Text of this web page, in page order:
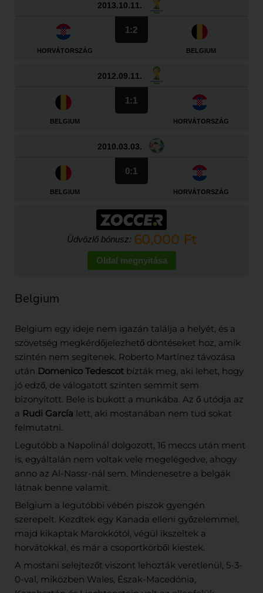
2013.10.11.
HORVÁTORSZÁG
1:2
BELGIUM
2012.09.11.
BELGIUM
1:1
HORVÁTORSZÁG
2010.03.03.
BELGIUM
0:1
HORVÁTORSZÁG
Üdvözlő bónusz: 60,000 Ft
Oldal megnyitása
Belgium
Belgium egy ideje nem igazán találja a helyét, és a
szövetség megkérdőjelezhető döntéseket hoz, amik
szintén nem segítenek. Roberto Martínez távozása
után Domenico Tedescot bízták meg, aki lehet, hogy
jó edző, de válogatott szinten semmit sem
bizonyított. Bele is bukott a munkába. Az ő utódja az
a Rudi García lett, aki mostanában nem tud sokat
felmutatni.
Legutóbb a Napolinál dolgozott, 16 meccs után ment
is, egyáltalán nem voltak vele megelégedve, ahogy
anno az Al-Nassr-nál sem. Mindenesetre a belgák
látnak benne valamit.
Belgium a legutóbbi vébén piszok gyengén
szerepelt. Kezdtek egy Kanada elleni győzelemmel,
majd kikaptak Marokkótól, végül ikszeltek a
horvátokkal, és már a csoportkörből kiestek.
A mostani selejtezőt viszont lehozták veretlenül, 5-3-
0-val, miközben Wales, Észak-Macedónia,